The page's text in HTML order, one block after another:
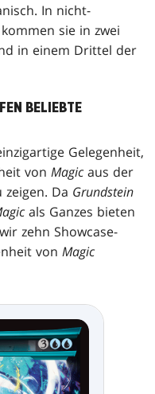
In nicht-
sie in zwei
in einem Drittel der
BELIEBTE
Gelegenheit,
vonMagic aus der
zeigen. Da Grundstein
als Ganzes bieten
zehn Showcase-
vonMagic